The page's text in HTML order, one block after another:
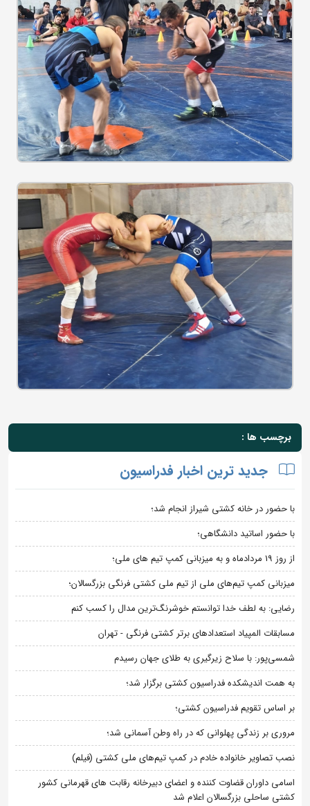
برچسب ها :
جدید ترین اخبار فدراسیون
با حضور در خانه کشتی شیراز انجام شد؛
با حضور اساتید دانشگاهی؛
از روز 19 مردادماه و به میزبانی کمپ تیم های ملی؛
میزبانی کمپ تیم‌های ملی از تیم ملی کشتی فرنگی بزرگسالان؛
رضایی: به لطف خدا توانستم خوشرنگ‌ترین مدال را کسب کنم
مسابقات المپیاد استعدادهای برتر کشتی فرنگی - تهران
شمسی‌پور: با سلاح زیرگیری به طلای جهان رسیدم
به همت اندیشکده فدراسیون کشتی برگزار شد؛
بر اساس تقویم فدراسیون کشتی؛
مروری بر زندگی پهلوانی که در راه وطن آسمانی شد؛
نصب تصاویر خانواده خادم در کمپ تیم‌های ملی کشتی (فیلم)
اسامی داوران قضاوت کننده و اعضای دبیرخانه رقابت های قهرمانی کشور
کشتی ساحلی بزرگسالان اعلام شد